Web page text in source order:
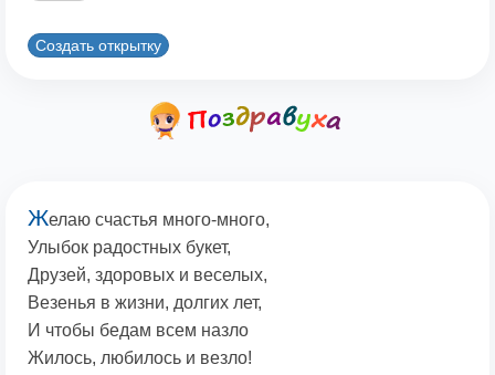
Создать открытку
Желаю счастья много-много,
Улыбок радостных букет,
Друзей, здоровых и веселых,
Везенья в жизни, долгих лет,
И чтобы бедам всем назло
Жилось, любилось и везло!